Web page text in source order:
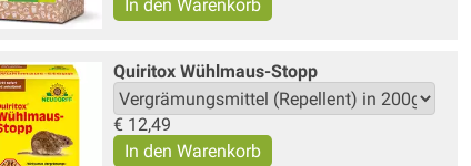
Quiritox Wühlmaus-Stopp
€ 12,49